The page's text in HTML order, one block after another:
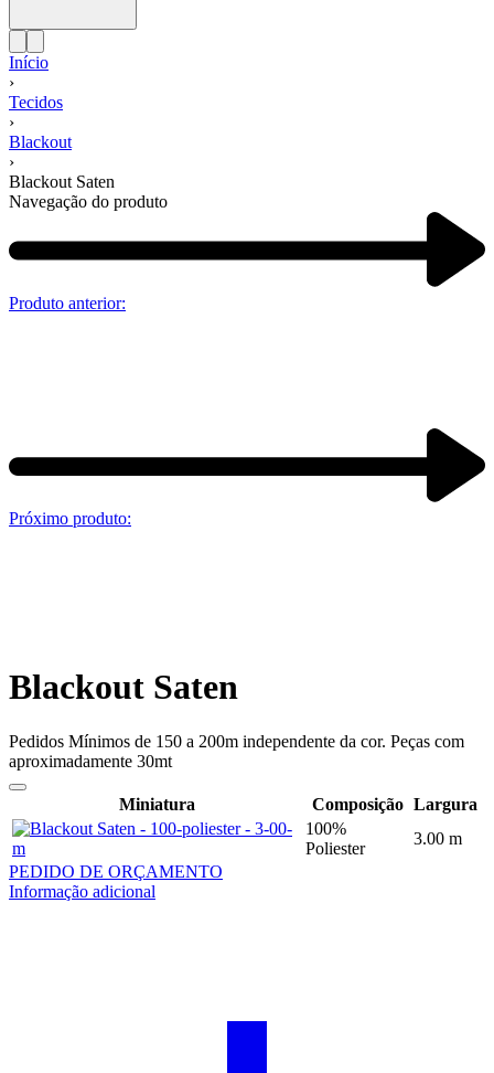
Início
›
Tecidos
›
Blackout
›
Blackout Saten
Navegação do produto
Produto anterior:
Próximo produto:
Blackout Saten
Pedidos Mínimos de 150 a 200m independente da cor. Peças com
aproximadamente 30mt
Miniatura Composição Largura
100%
Poliester
3.00 m
PEDIDO DE ORÇAMENTO
Informação adicional